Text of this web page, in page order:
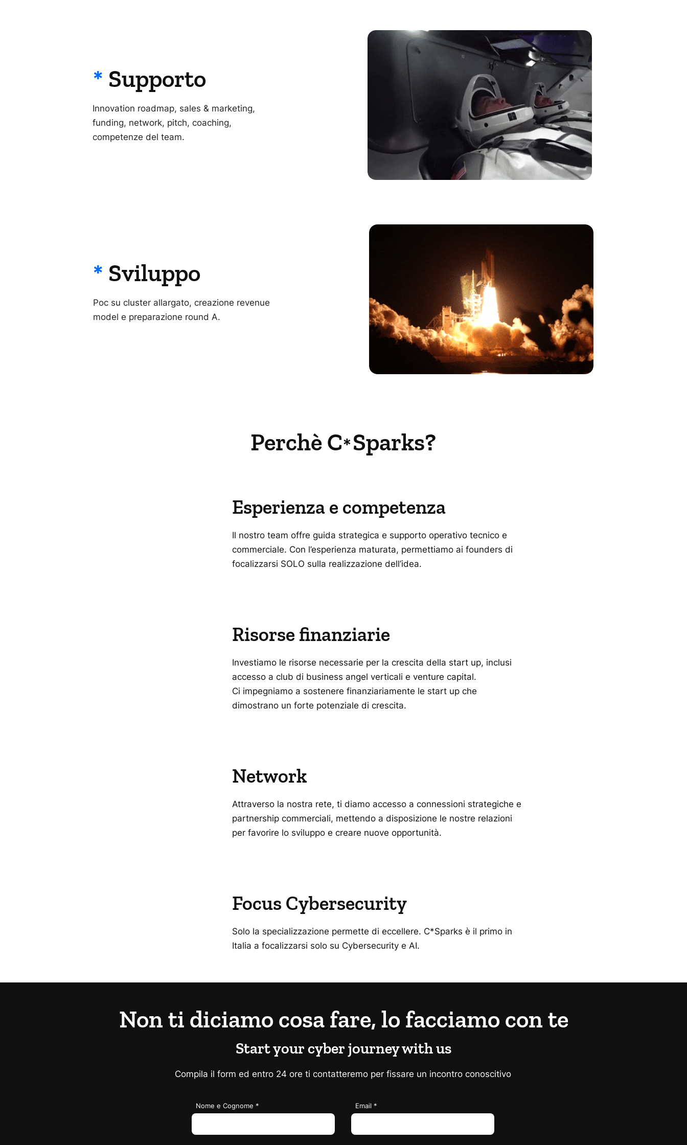
* Supporto
Innovation roadmap, sales & marketing,
funding, network, pitch, coaching,
competenze del team.
* Sviluppo
Poc su cluster allargato, creazione revenue
model e preparazione round A.
Perchè C Sparks?
*
Esperienza e competenza
Il nostro team offre guida strategica e supporto operativo tecnico e
commerciale. Con l’esperienza maturata, permettiamo ai founders di
focalizzarsi SOLO sulla realizzazione dell’idea.
Risorse finanziarie
Investiamo le risorse necessarie per la crescita della start up, inclusi
accesso a club di business angel verticali e venture capital.
Ci impegniamo a sostenere finanziariamente le start up che
dimostrano un forte potenziale di crescita.
Network
Attraverso la nostra rete, ti diamo accesso a connessioni strategiche e
partnership commerciali, mettendo a disposizione le nostre relazioni
per favorire lo sviluppo e creare nuove opportunità.
Focus Cybersecurity
Solo la specializzazione permette di eccellere. C*Sparks è il primo in
Italia a focalizzarsi solo su Cybersecurity e AI.
Non ti diciamo cosa fare, lo facciamo con te
Start your cyber journey with us
Compila il form ed entro 24 ore ti contatteremo per fissare un incontro conoscitivo
Nome e Cognome Email